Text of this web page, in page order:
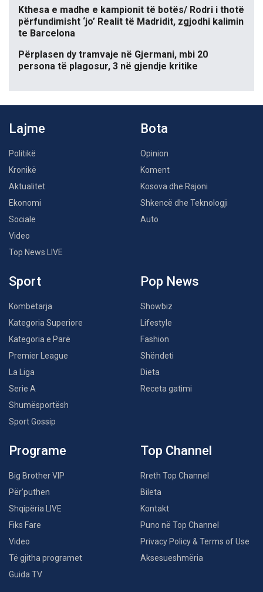
Kthesa e madhe e kampionit të botës/ Rodri i thotë
përfundimisht ‘jo’ Realit të Madridit, zgjodhi kalimin
te Barcelona
Përplasen dy tramvaje në Gjermani, mbi 20
persona të plagosur, 3 në gjendje kritike
Lajme
Politikë
Kronikë
Aktualitet
Ekonomi
Sociale
Video
Top News LIVE
Bota
Opinion
Koment
Kosova dhe Rajoni
Shkencë dhe Teknologji
Auto
Sport
Kombëtarja
Kategoria Superiore
Kategoria e Parë
Premier League
La Liga
Serie A
Shumësportësh
Sport Gossip
Pop News
Showbiz
Lifestyle
Fashion
Shëndeti
Dieta
Receta gatimi
Programe
Big Brother VIP
Për’puthen
Shqipëria LIVE
Fiks Fare
Video
Të gjitha programet
Guida TV
Top Channel
Rreth Top Channel
Bileta
Kontakt
Puno në Top Channel
Privacy Policy & Terms of Use
Aksesueshmëria